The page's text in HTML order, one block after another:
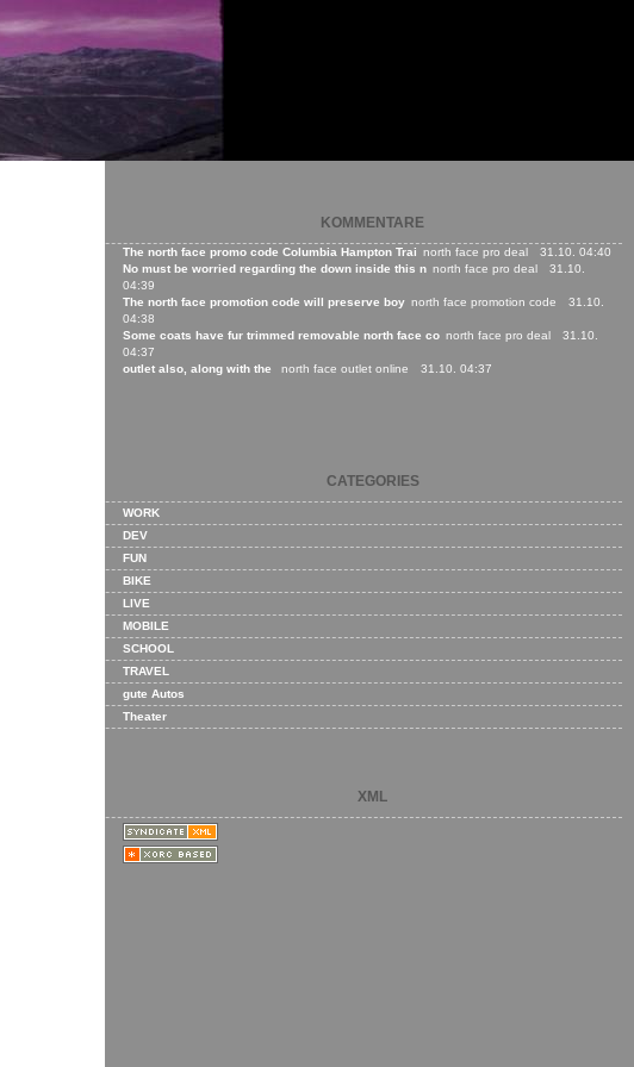
KOMMENTARE
The north face promo code Columbia Hampton Trai north face pro deal
31.10. 04:40
No must be worried regarding the down inside this n north face pro deal
31.10.
04:39
The north face promotion code will preserve boy north face promotion code
31.10.
04:38
Some coats have fur trimmed removable north face co north face pro deal
31.10.
04:37
outlet also, along with the
north face outlet online 31.10. 04:37
CATEGORIES
WORK
DEV
FUN
BIKE
LIVE
MOBILE
SCHOOL
TRAVEL
gute Autos
Theater
XML